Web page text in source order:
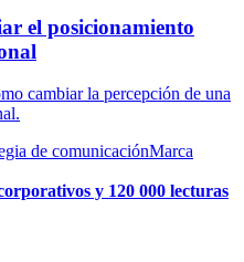
el posicionamiento
cambiar la percepción de una
de comunicaciónMarca
y 120 000 lecturas